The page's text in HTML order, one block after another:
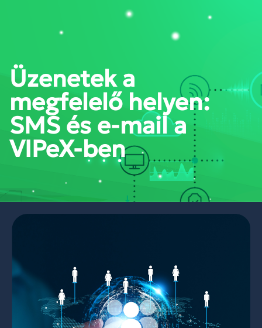
PORTÁL BELÉPÉS
Üzenetek a
megfelelő helyen:
SMS és e-mail a
VIPeX-ben